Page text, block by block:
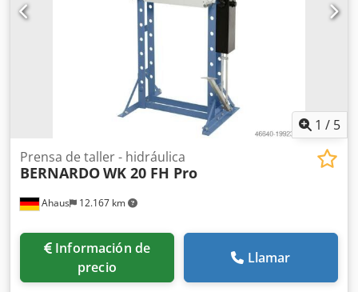
1 / 5
Ahaus 12.167 km
Prensa de taller - hidráulica
BERNARDOWK 20 FH Pro
Información de
precio
Llamar